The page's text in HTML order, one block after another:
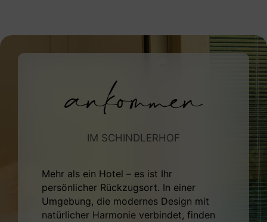
ankommen
IM SCHINDLERHOF
Mehr als ein Hotel – es ist Ihr
persönlicher Rückzugsort. In einer
Umgebung, die modernes Design mit
natürlicher Harmonie verbindet, finden